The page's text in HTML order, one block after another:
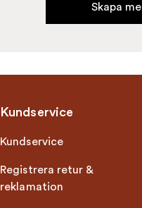
Skapa
Kundservice
Kundservice
Registrera retur &
reklamation